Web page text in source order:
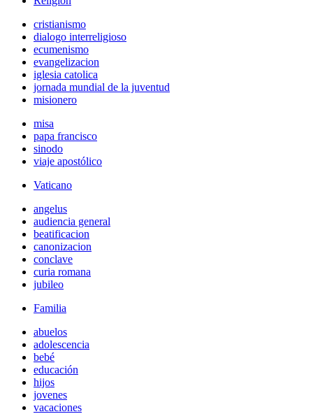
cristianismo
dialogo interreligioso
ecumenismo
evangelizacion
iglesia catolica
jornada mundial de la juventud
misionero
misa
papa francisco
sinodo
viaje apostólico
Vaticano
angelus
audiencia general
beatificacion
canonizacion
conclave
curia romana
jubileo
Familia
abuelos
adolescencia
bebé
educación
hijos
jovenes
vacaciones